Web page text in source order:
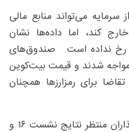
می‌تواند منابع مالی
خارج کند، اما داده‌ها نشان
رخ نداده است. صندوق‌های
شدند و قیمت بیت‌کوین
برای رمزارزها همچنان
طبق گزارش کریپتو، اکنون سرمایه‌گذاران منتظر نتایج نشست ۱۶ و